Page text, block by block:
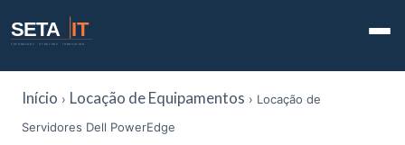
SETA IT
TECHNOLOGY · STRATEGY · INNOVATION
Início › Locação de Equipamentos › Locação de
Servidores Dell PowerEdge